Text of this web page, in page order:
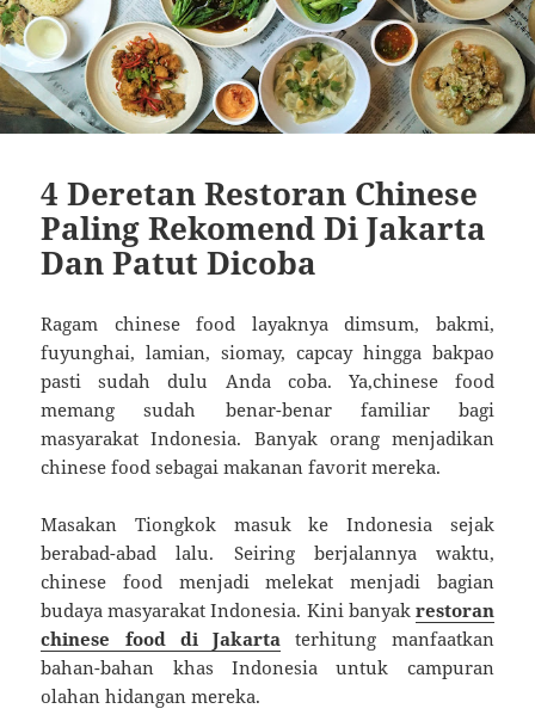
4 Deretan Restoran Chinese
Paling Rekomend Di Jakarta
Dan Patut Dicoba
Ragam chinese food layaknya dimsum, bakmi,
fuyunghai, lamian, siomay, capcay hingga bakpao
pasti sudah dulu Anda coba. Ya,chinese food
memang sudah benar-benar familiar bagi
masyarakat Indonesia. Banyak orang menjadikan
chinese food sebagai makanan favorit mereka.
Masakan Tiongkok masuk ke Indonesia sejak
berabad-abad lalu. Seiring berjalannya waktu,
chinese food menjadi melekat menjadi bagian
budaya masyarakat Indonesia. Kini banyak restoran
chinese food di Jakarta terhitung manfaatkan
bahan-bahan khas Indonesia untuk campuran
olahan hidangan mereka.